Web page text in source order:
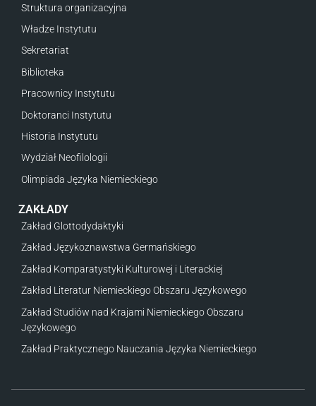
Struktura organizacyjna
Władze Instytutu
Sekretariat
Biblioteka
Pracownicy Instytutu
Doktoranci Instytutu
Historia Instytutu
Wydział Neofilologii
Olimpiada Języka Niemieckiego
ZAKŁADY
Zakład Glottodydaktyki
Zakład Językoznawstwa Germańskiego
Zakład Komparatystyki Kulturowej i Literackiej
Zakład Literatur Niemieckiego Obszaru Językowego
Zakład Studiów nad Krajami Niemieckiego Obszaru
Językowego
Zakład Praktycznego Nauczania Języka Niemieckiego